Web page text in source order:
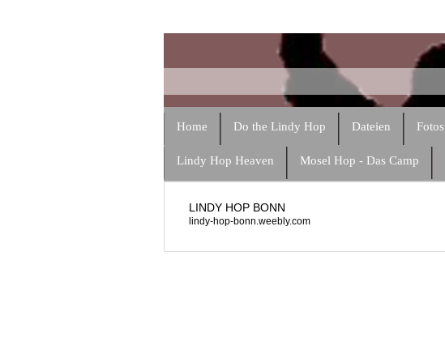
Home Do the Lindy Hop Dateien Fotos
Lindy Hop Heaven Mosel Hop - Das Camp
LINDY HOP BONN
lindy-hop-bonn.weebly.com